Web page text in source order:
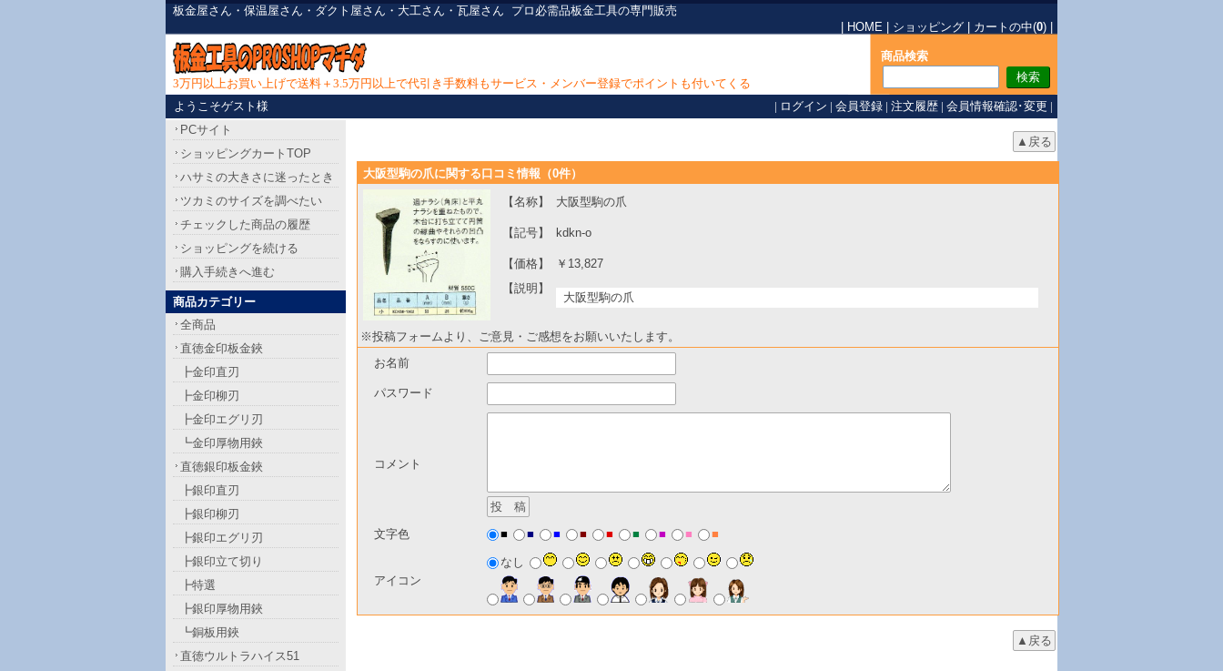
板金屋さん・保温屋さん・ダクト屋さん・大工さん・瓦屋さん プロ必需品板金工具の専門販売
HOME ショッピング カートの中(0)
3万円以上お買い上げで送料＋3.5万円以上で代引き手数料もサービス・メンバー登録でポイントも付いてくる
商品検索
ようこそゲスト様 | ログイン | 会員登録 | 注文履歴 | 会員情報確認･変更 |
大阪型駒の爪に関する口コミ情報（0件）
【名称】 大阪型駒の爪
【記号】 kdkn-o
【価格】
￥13,827
【説明】
大阪型駒の爪
※投稿フォームより、ご意見・ご感想をお願いいたします。
お名前
パスワード
コメント
文字色 ■ ■ ■ ■ ■ ■ ■ ■ ■
アイコン
なし
PCサイト
ショッピングカートTOP
ハサミの大きさに迷ったとき
ツカミのサイズを調べたい
チェックした商品の履歴
ショッピングを続ける
購入手続きへ進む
商品カテゴリー
全商品
直徳金印板金鋏
┣金印直刃
┣金印柳刃
┣金印エグリ刃
┗金印厚物用鋏
直徳銀印板金鋏
┣銀印直刃
┣銀印柳刃
┣銀印エグリ刃
┣銀印立て切り
┣特選
┣銀印厚物用鋏
┗銅板用鋏
直徳ウルトラハイス51